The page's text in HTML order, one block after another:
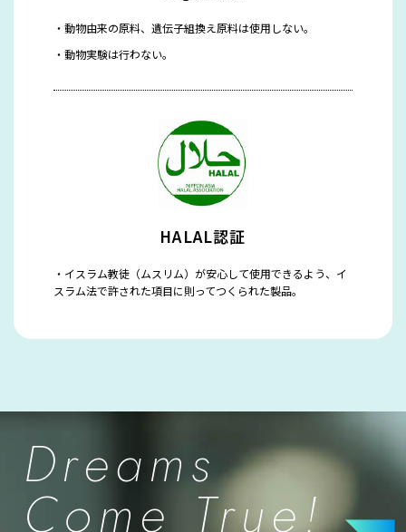
FEATURE
動物由来の原料、遺伝子組換え原料は使用しない。
動物実験は行わない。
HALAL認証
イスラム教徒（ムスリム）が安心して使用できるよう、イ
スラム法で許された項目に則ってつくられた製品。
Dreams
Come True!